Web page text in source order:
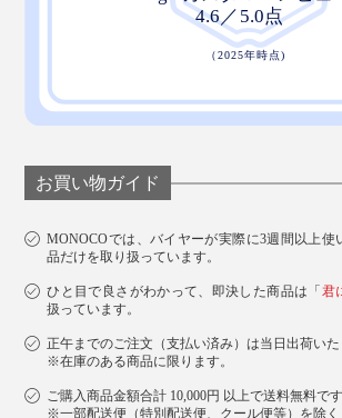
お買い物ガイド
MONOCOでは、バイヤーが実際に3週間以上使
品だけを取り扱っています。
ひと目で良さがわかって、即決した商品は「 君
扱っています。
正午までのご注文（支払い済み）は当日出荷いた
※在庫のある商品に限ります。
ご購入商品金額合計 10,000円 以上で送料無料です
※一部配送便（特別配送便、クール便等）を除く